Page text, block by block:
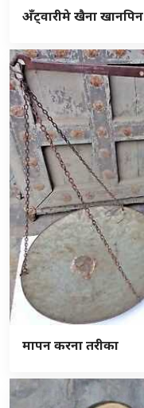
अँट्वारीमे खैना
मापन करना तरीका